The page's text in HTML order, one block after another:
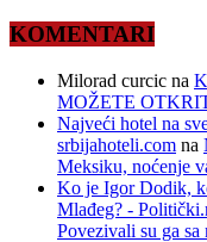
KOMENTARI
Milorad curcic na
MOŽETE
Najveći hotel na
srbijahoteli.com na
Meksiku, noćenje
Ko je Igor Dodik,
Mlađeg? -
Povezivali su ga